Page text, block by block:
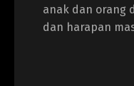
anak dan orang
dan harapan